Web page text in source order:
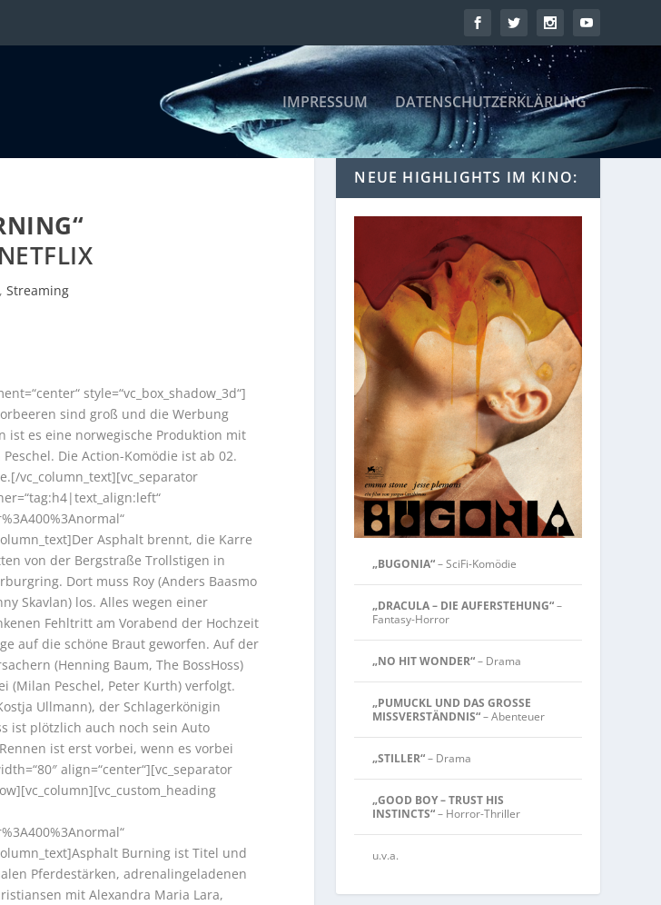
IMPRESSUM DATENSCHUTZERKLÄRUNG
,Streaming
style=“vc_box_shadow_3d“]
sind groß und die Werbung
ist es eine norwegische Produktion mit
Die Action-Komödie ist ab 02.
[/vc_column_text][vc_separator
Asphalt brennt, die Karre
von der Bergstraße Trollstigen in
Dort muss Roy (Anders Baasmo
Skavlan) los. Alles wegen einer
Fehltritt am Vorabend der Hochzeit
auf die schöne Braut geworfen. Auf der
(Henning Baum, The BossHoss)
(Milan Peschel, Peter Kurth) verfolgt.
Ullmann), der Schlagerkönigin
ist plötzlich auch noch sein Auto
ist erst vorbei, wenn es vorbei
align=“center“][vc_separator
Burning ist Titel und
Pferdestärken, adrenalingeladenen
mit Alexandra Maria Lara,
NEUE HIGHLIGHTS IM KINO:
„BUGONIA“– SciFi-Komödie
„DRACULA – DIE AUFERSTEHUNG“–
Fantasy-Horror
„NO HIT WONDER“– Drama
„PUMUCKL UND DAS GROSSE
MISSVERSTÄNDNIS“– Abenteuer
„STILLER“– Drama
„GOOD BOY – TRUST HIS
INSTINCTS“– Horror-Thriller
u.v.a.